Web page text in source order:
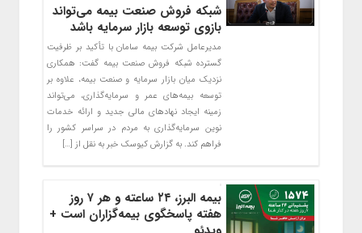
شبکه فروش صنعت بیمه می‌تواند
بازوی توسعه بازار سرمایه باشد
مدیرعامل شرکت بیمه سامان با تأکید بر ظرفیت
گسترده شبکه فروش صنعت بیمه گفت: همکاری
نزدیک میان بازار سرمایه و صنعت بیمه، علاوه بر
توسعه بیمه‌های عمر و سرمایه‌گذاری، می‌تواند
زمینه ایجاد نهادهای مالی جدید و ارائه خدمات
نوین سرمایه‌گذاری به مردم در سراسر کشور را
فراهم کند. به گزارش کیوسک خبر به نقل از […]
بیمه البرز، ۲۴ ساعته و هر ۷ روز
هفته پاسخگوی بیمه‌گزاران است +